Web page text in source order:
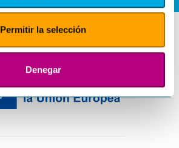
Permitir la selección
Denegar